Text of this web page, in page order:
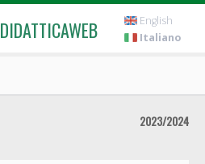
DIDATTICAWEB
English
Italiano
2023/2024